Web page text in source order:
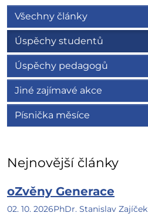
Všechny články
Úspěchy studentů
Úspěchy pedagogů
Jiné zajímavé akce
Písnička měsíce
Nejnovější články
oZvěny Generace
02. 10. 2026PhDr. Stanislav Zajíček